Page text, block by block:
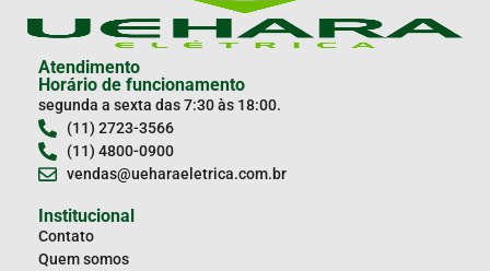
Atendimento
Horário de funcionamento
segunda a sexta das 7:30 às 18:00.
(11) 2723-3566
(11) 4800-0900
vendas@ueharaeletrica.com.br
Institucional
Contato
Quem somos